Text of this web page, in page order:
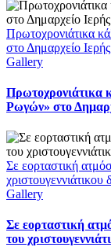
Πρωτοχρονιάτικα
στο Δημαρχείο
Gallery
Πρωτοχρονιάτικα
Ρωγών» στο
Σε εορταστική
Gallery
Σε εορταστική
του